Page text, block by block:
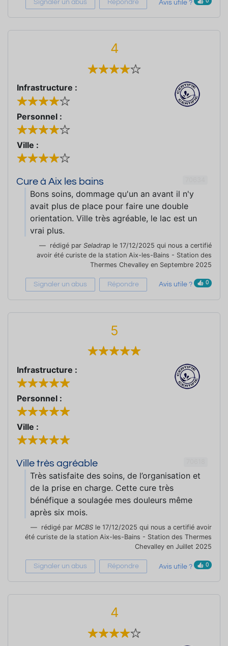
Signaler un abus Répondre Avis utile ?
4
Infrastructure :
Personnel :
Ville :
Cure à Aix les bains
Bons soins, dommage qu'un an avant il n'y
avait plus de place pour faire une double
orientation. Ville très agréable, le lac est un
vrai plus.
rédigé par Seladrap le 17/12/2025 qui nous a certifié
avoir été curiste de la station Aix-les-Bains - Station des
Thermes Chevalley en Septembre 2025
Signaler un abus Répondre Avis utile ? 0
5
Infrastructure :
Personnel :
Ville :
Ville très agréable
Très satisfaite des soins, de l’organisation et
de la prise en charge. Cette cure très
bénéfique a soulagée mes douleurs même
après six mois.
rédigé par MCBS le 17/12/2025 qui nous a certifié avoir
été curiste de la station Aix-les-Bains - Station des Thermes
Chevalley en Juillet 2025
Signaler un abus Répondre Avis utile ? 0
4